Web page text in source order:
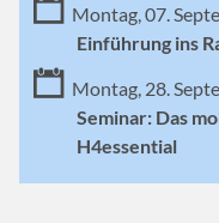
Montag, 07.
Einführung ins
Montag, 28.
Seminar: Das
H4essential